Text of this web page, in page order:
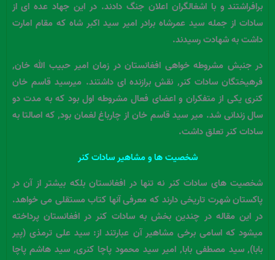
برافراشتند و با اشغالگران اعلان جنگ دادند. در این جهاد عده ای از
سادات از جمله سید عمرشاه برادر امیر سید اکبر شاه که مقام امارت
داشت به شهادت رسیدند.
در جنبش مشروطه خواهی افغانستان در زمان امیر حبیب الله خان,
فرهیختگان سادات کنر, نقش برازنده ای داشتند. میرسید قاسم خان
کنری یکی از متفکران و اعضای فعال مشروطه اول بود که به مدت دو
سال زندانی شد. میر سید قاسم خان از چارباغ لغمان بود, که اصالتا به
سادات کنر تعلق داشت.
شخصیت ها و مشاهیر سادات کنر
شخصیت های سادات کنر نه تنها در افغانستان بلکه بیشتر از آن در
پاکستان شهرت تاریخی دارند که معرفی آنها کتاب مستقلی می خواهد.
در این مقاله در چندین بخش به سادات کنر در افغانستان پرداخته
میشود که اسامی برخی مشاهیر آن عبارتند از: سید علی ترمذی (پیر
بابا), سید مصطفی بابا, امیر سید محمود پاچا کنری, سید هاشم پاچا